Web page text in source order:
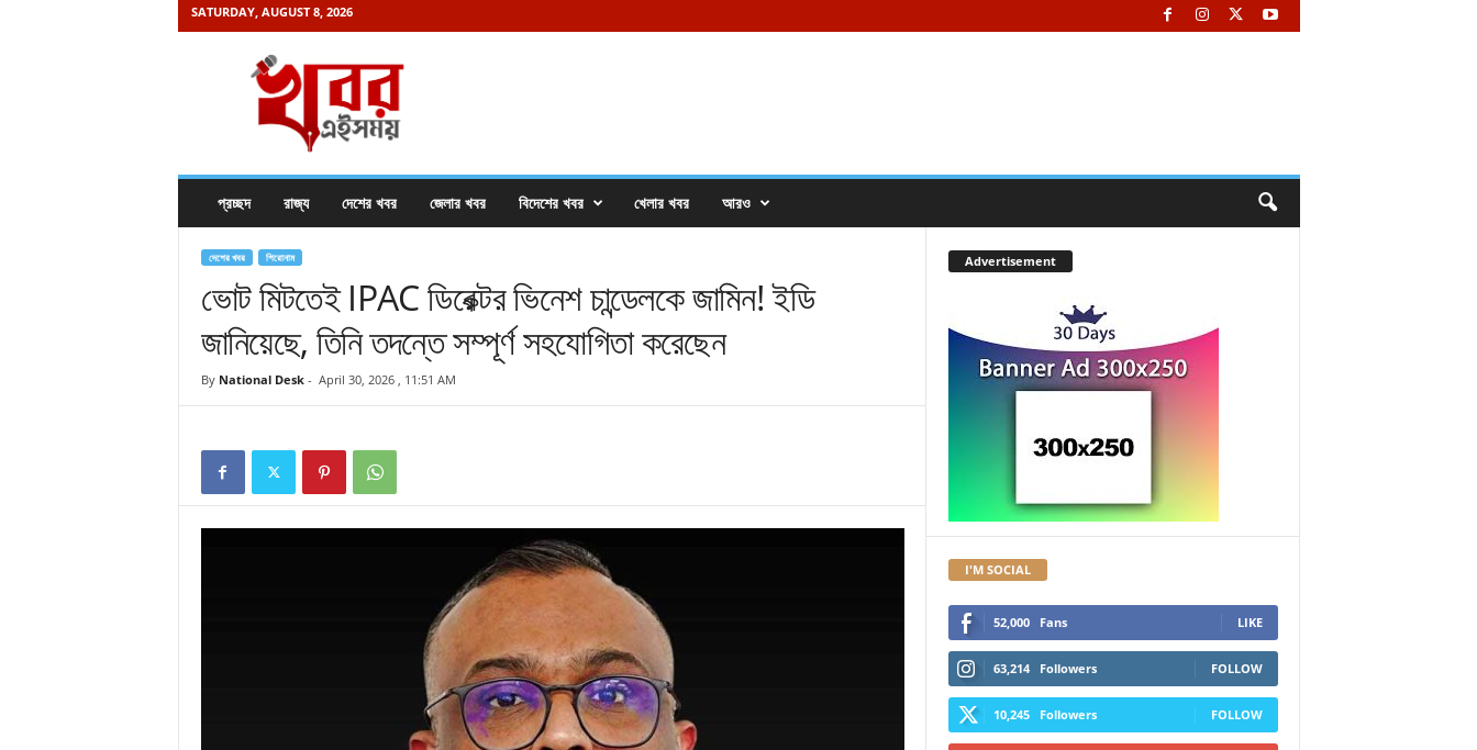
SATURDAY, AUGUST 8, 2026
প্রচ্ছদ রাজ্য দেশের খবর জেলার খবর বিদেশের খবর খেলার খবর আরও
দেশের খবর শিরোনাম
ভোট মিটতেই IPAC ডিরেক্টর ভিনেশ চান্ডেলকে জামিন! ইডি
জানিয়েছে, তিনি তদন্তে সম্পূর্ণ সহযোগিতা করেছেন
By National Desk- April 30, 2026 , 11:51 AM
Advertisement
I'M SOCIAL
52,000 Fans LIKE
63,214 Followers FOLLOW
10,245 Followers FOLLOW